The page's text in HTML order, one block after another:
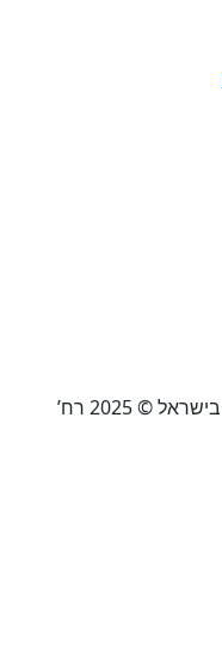
כל הזכויות שמורת ללשכת המאמנים בישראל © 2025 רח’